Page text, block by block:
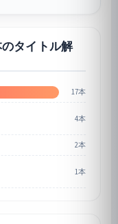
タイトル解
17本
4本
2本
1本